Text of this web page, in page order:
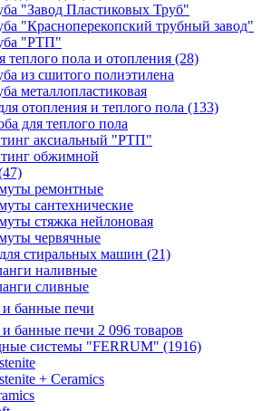
"Завод Пластиковых Труб"
"Красноперекопский трубный завод"
"РТП"
теплого пола и отопления (28)
из сшитого полиэтилена
металлопластиковая
отопления и теплого пола (133)
для теплого пола
аксиальный "РТП"
обжимной
ремонтные
сантехнические
стяжка нейлоновая
червячные
стиральных машин (21)
наливные
сливные
банные печи
банные печи 2 096 товаров
системы "FERRUM" (1916)
+ Ceramics